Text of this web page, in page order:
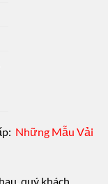
Những Mẫu Vải
quý khách